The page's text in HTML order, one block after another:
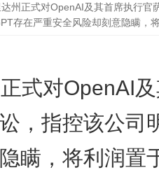
州正式对OpenAI及其首席执行官
存在严重安全风险却刻意隐瞒，
式对OpenAI
，指控该公司
瞒，将利润置